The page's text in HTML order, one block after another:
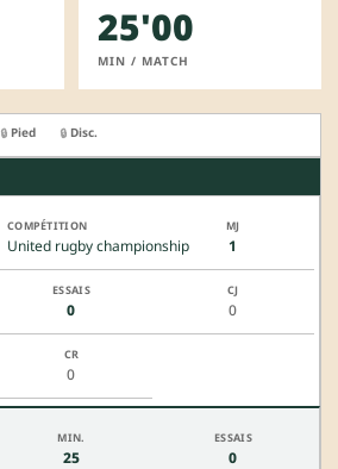
25'00
MIN / MATCH
🔒 Pied 🔒 Disc.
United rugby championship 1
0 0
0
25 0